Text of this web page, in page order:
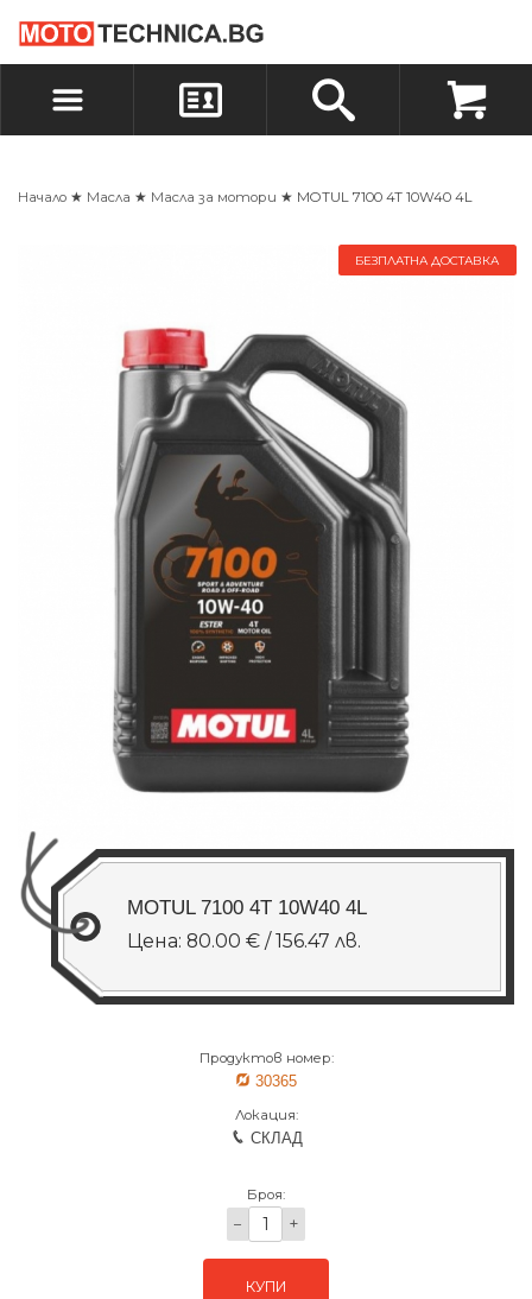
ВХОД
БЪРЗА ПОРЪЧКА ПОРЪЧКА
Начало ★ Масла ★ Масла за мотори ★ MOTUL 7100 4T 10W40 4L
БЕЗПЛАТНА ДОСТАВКА
MOTUL 7100 4T 10W40 4L
Цена: 80.00 € / 156.47 лв.
Продуктов номер:
30365
Локация:
СКЛАД
Броя:
− +
КУПИ